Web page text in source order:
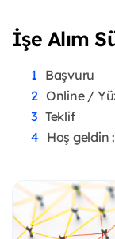
İşe Alım
Başvuru
Online /
Teklif
Hoş geldin